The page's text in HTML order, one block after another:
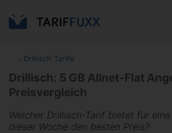
‹ Drillisch Tarife
Drillisch: 5 GB Allnet-Flat
Preisvergleich
Welcher Drillisch-Tarif bietet für
dieser Woche den besten Preis?